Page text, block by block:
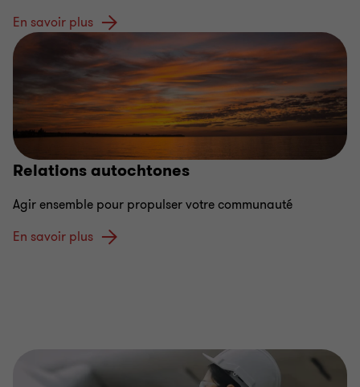
En savoir plus
Relations autochtones
Agir ensemble pour propulser votre communauté
En savoir plus